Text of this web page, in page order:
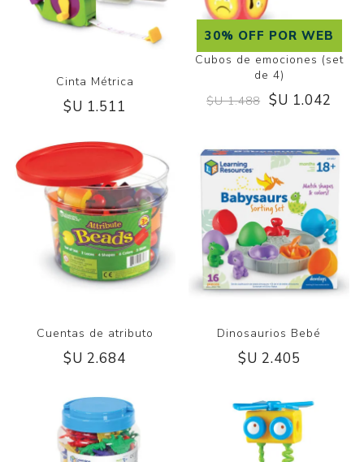
Cinta Métrica
$U 1.511
30% OFF POR WEB
Cubos de emociones (set
de 4)
$U 1.488 $U 1.042
Cuentas de atributo
$U 2.684
Dinosaurios Bebé
$U 2.405